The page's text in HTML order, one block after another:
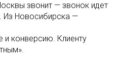
звонит — звонок идет
Новосибирска —
конверсию. Клиенту